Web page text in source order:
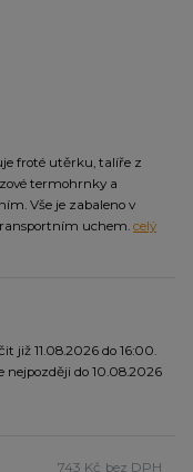
froté utěrku, talíře z
termohrnky a
Vše je zabaleno v
uchem. celý
již 11.08.2026 do 16:00.
nejpozději do 10.08.2026
743 Kč bez DPH